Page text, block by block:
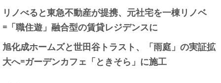
リノべると東急不動産が提携、元社宅を一棟リノベ
=「職住遊」融合型の賃貸レジデンスに
旭化成ホームズと世田谷トラスト、「雨庭」の実証拡
大へ=ガーデンカフェ「ときそら」に施工